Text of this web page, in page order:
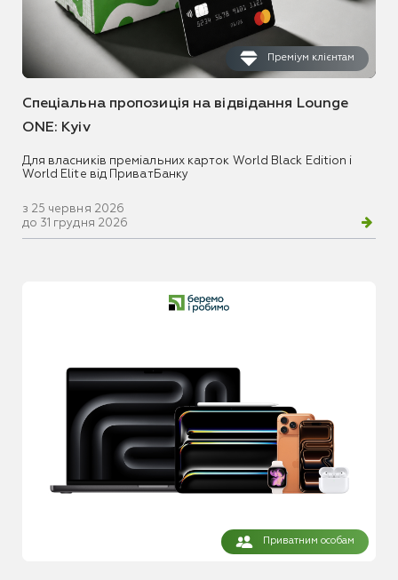
Преміум клієнтам
Спеціальна пропозиція на відвідання Lounge
ONE: Kyiv
Для власників преміальних карток World Black Edition і
World Elite від ПриватБанку
з 25 червня 2026
до 31 грудня 2026
Приватним особам